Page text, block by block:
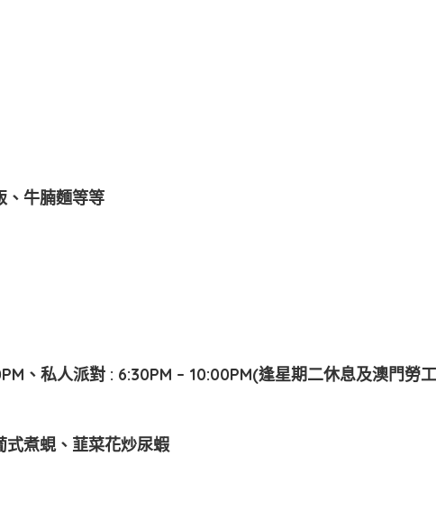
、牛腩麵等等
、私人派對 : 6:30PM – 10:00PM(逢星期二休息及澳門勞
式煮蜆、韮菜花炒尿蝦